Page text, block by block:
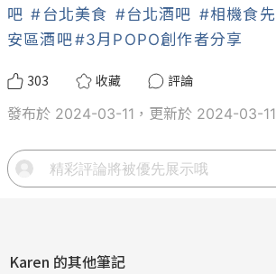
吧 #台北美食 #台北酒吧 #相機食先
安區酒吧#3月POPO創作者分享
303 收藏
評論
發布於 2024-03-11，更新於 2024-03-11
Karen 的其他筆記